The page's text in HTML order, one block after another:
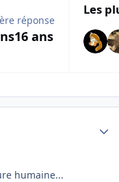
réponse
16 ans
Les
overview
humaine...